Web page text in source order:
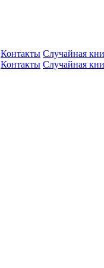
Контакты Случайная
Контакты Случайная